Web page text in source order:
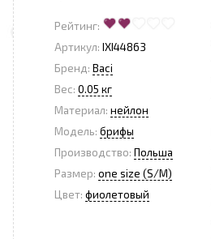
Рейтинг:
Артикул: IXI44863
Бренд: Baci
Вес: 0.05 кг
Материал: нейлон
Модель: брифы
Производство: Польша
Размер: one size (S/M)
Цвет: фиолетовый
<